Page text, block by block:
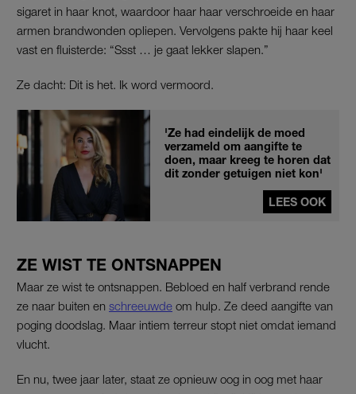
sigaret in haar knot, waardoor haar haar verschroeide en haar
armen brandwonden opliepen. Vervolgens pakte hij haar keel
vast en fluisterde: “Ssst … je gaat lekker slapen.”
Ze dacht: Dit is het. Ik word vermoord.
'Ze had eindelijk de moed
verzameld om aangifte te
doen, maar kreeg te horen dat
dit zonder getuigen niet kon'
LEES OOK
ZE WIST TE ONTSNAPPEN
Maar ze wist te ontsnappen. Bebloed en half verbrand rende
ze naar buiten en schreeuwde om hulp. Ze deed aangifte van
poging doodslag. Maar intiem terreur stopt niet omdat iemand
vlucht.
En nu, twee jaar later, staat ze opnieuw oog in oog met haar